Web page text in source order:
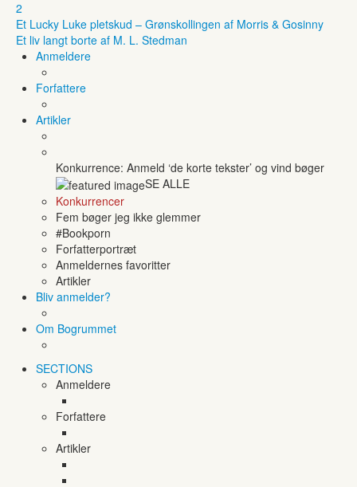
2
Et Lucky Luke pletskud – Grønskollingen af Morris & Gosinny
Et liv langt borte af M. L. Stedman
Anmeldere
Forfattere
Artikler
Konkurrence: Anmeld ‘de korte tekster’ og vind bøger
SE ALLE
Konkurrencer
Fem bøger jeg ikke glemmer
#Bookporn
Forfatterportræt
Anmeldernes favoritter
Artikler
Bliv anmelder?
Om Bogrummet
SECTIONS
Anmeldere
Forfattere
Artikler